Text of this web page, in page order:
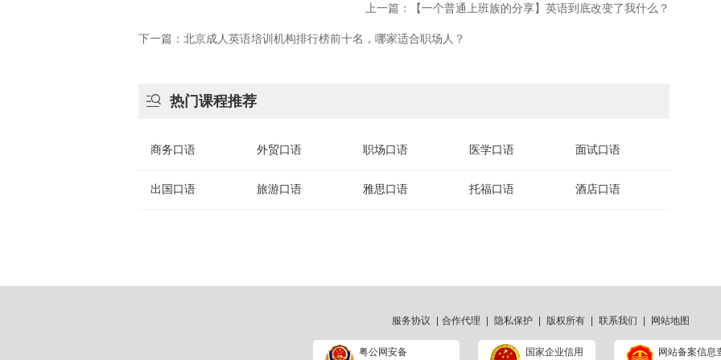
上一篇：​【一个普通上班族的分享】英语到底改变了我什么？
下一篇：北京成人英语培训机构排行榜前十名，哪家适合职场人？
 热门课程推荐
商务口语 外贸口语 职场口语 医学口语 面试口语
出国口语 旅游口语 雅思口语 托福口语 酒店口语
服务协议 合作代理 隐私保护 版权所有 联系我们 网站地图
粤公网安备 国家企业信用 网站备案信息